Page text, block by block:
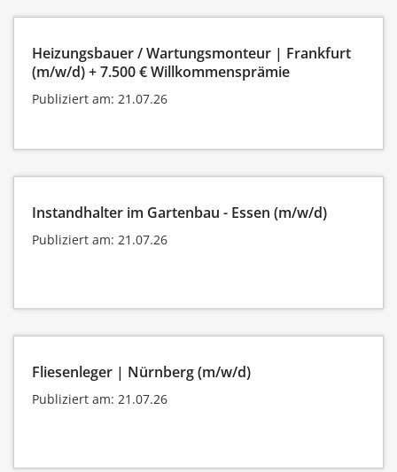
Heizungsbauer / Wartungsmonteur | Frankfurt
(m/w/d) + 7.500 € Willkommensprämie
Publiziert am: 21.07.26
Instandhalter im Gartenbau - Essen (m/w/d)
Publiziert am: 21.07.26
Fliesenleger | Nürnberg (m/w/d)
Publiziert am: 21.07.26